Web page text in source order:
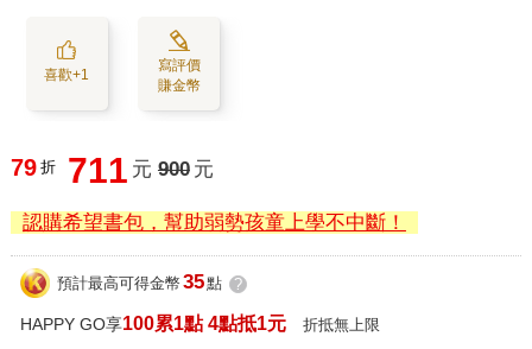
喜歡+1
寫評價
賺金幣
79 折 711 元 900 元
認購希望書包，幫助弱勢孩童上學不中斷！
預計最高可得金幣 35點 ?
HAPPY GO享100累1點 4點抵1元 折抵無上限